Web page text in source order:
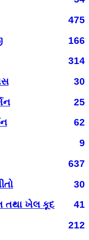
475
166
314
30
25
62
9
637
30
તથા ખેલ કૂદ
41
212